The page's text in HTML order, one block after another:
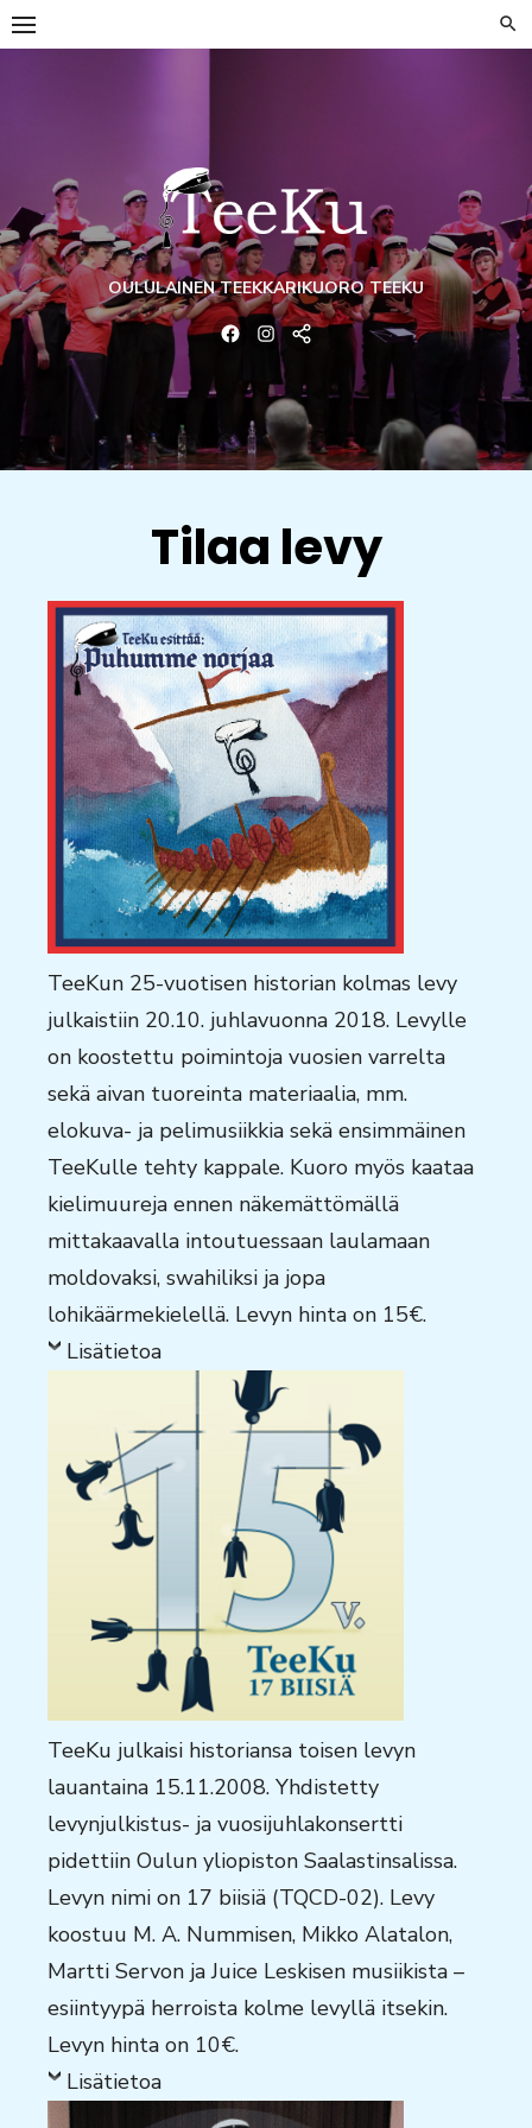
Skip
to
OULULAINEN TEEKKARIKUORO TEEKU
Facebook
Instagram
Email
Tilaa levy
TeeKun 25-vuotisen historian kolmas levy
julkaistiin 20.10. juhlavuonna 2018. Levylle
on koostettu poimintoja vuosien varrelta
sekä aivan tuoreinta materiaalia, mm.
elokuva- ja pelimusiikkia sekä ensimmäinen
TeeKulle tehty kappale. Kuoro myös kaataa
kielimuureja ennen näkemättömällä
mittakaavalla intoutuessaan laulamaan
moldovaksi, swahiliksi ja jopa
lohikäärmekielellä. Levyn hinta on 15€.
Lisätietoa
TeeKu julkaisi historiansa toisen levyn
lauantaina 15.11.2008. Yhdistetty
levynjulkistus- ja vuosijuhlakonsertti
pidettiin Oulun yliopiston Saalastinsalissa.
Levyn nimi on 17 biisiä (TQCD-02). Levy
koostuu M. A. Nummisen, Mikko Alatalon,
Martti Servon ja Juice Leskisen musiikista –
esiintyypä herroista kolme levyllä itsekin.
Levyn hinta on 10€.
Lisätietoa